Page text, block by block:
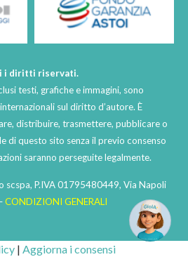
i diritti riservati.
testi, grafiche e immagini, sono
sul diritto d’autore. È
distribuire, trasmettere, pubblicare o
di questo sito senza il previo consenso
saranno perseguite legalmente.
scspa, P.IVA 01795480449, Via Napoli
CONDIZIONI GENERALI
| Aggiorna i consensi